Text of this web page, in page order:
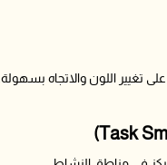
تغيير اللون والاتجاه بسهولة.